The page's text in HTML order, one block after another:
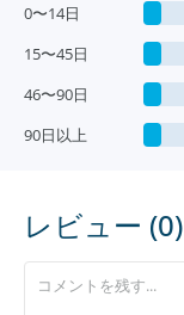
0〜14日
15〜45日
46〜90日
90日以上
レビュー (0)